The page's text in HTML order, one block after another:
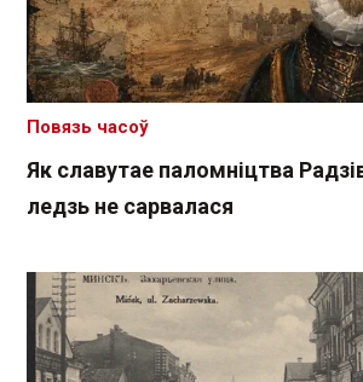
Як славутае паломніцтва
ледзь не сарвалася
Повязь часоў